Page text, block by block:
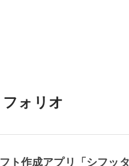
ォリオ
ト作成アプリ「シフッタ